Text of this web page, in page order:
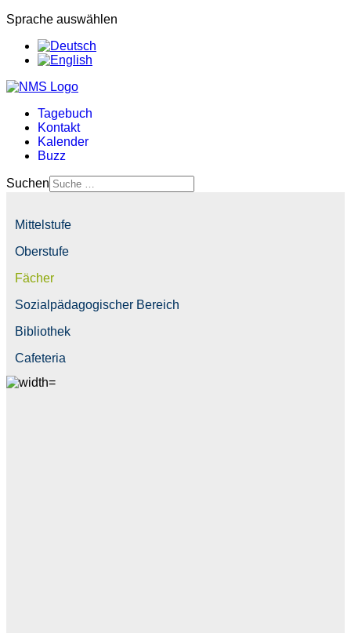
Sprache auswählen
Tagebuch
Kontakt
Kalender
Buzz
Suchen
Mittelstufe
Oberstufe
Fächer
Sozialpädagogischer Bereich
Bibliothek
Cafeteria